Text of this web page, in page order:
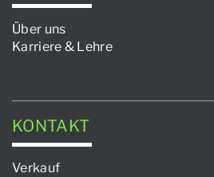
Über uns
Karriere & Lehre
KONTAKT
Verkauf